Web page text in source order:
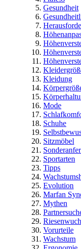
Gesundheit
Kleidung
Mode
Schuhe
Sitzmöbel
Sportarten
Tipps
Evolution
Marfan
Mythen
Vorurteile
Wachstum